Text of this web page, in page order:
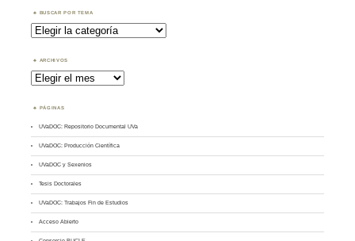
BUSCAR POR TEMA
Buscar
por
Tema
ARCHIVOS
Archivos
PÁGINAS
UVaDOC: Repositorio Documental UVa
UVaDOC: Producción Científica
UVaDOC y Sexenios
Tesis Doctorales
UVaDOC: Trabajos Fin de Estudios
Acceso Abierto